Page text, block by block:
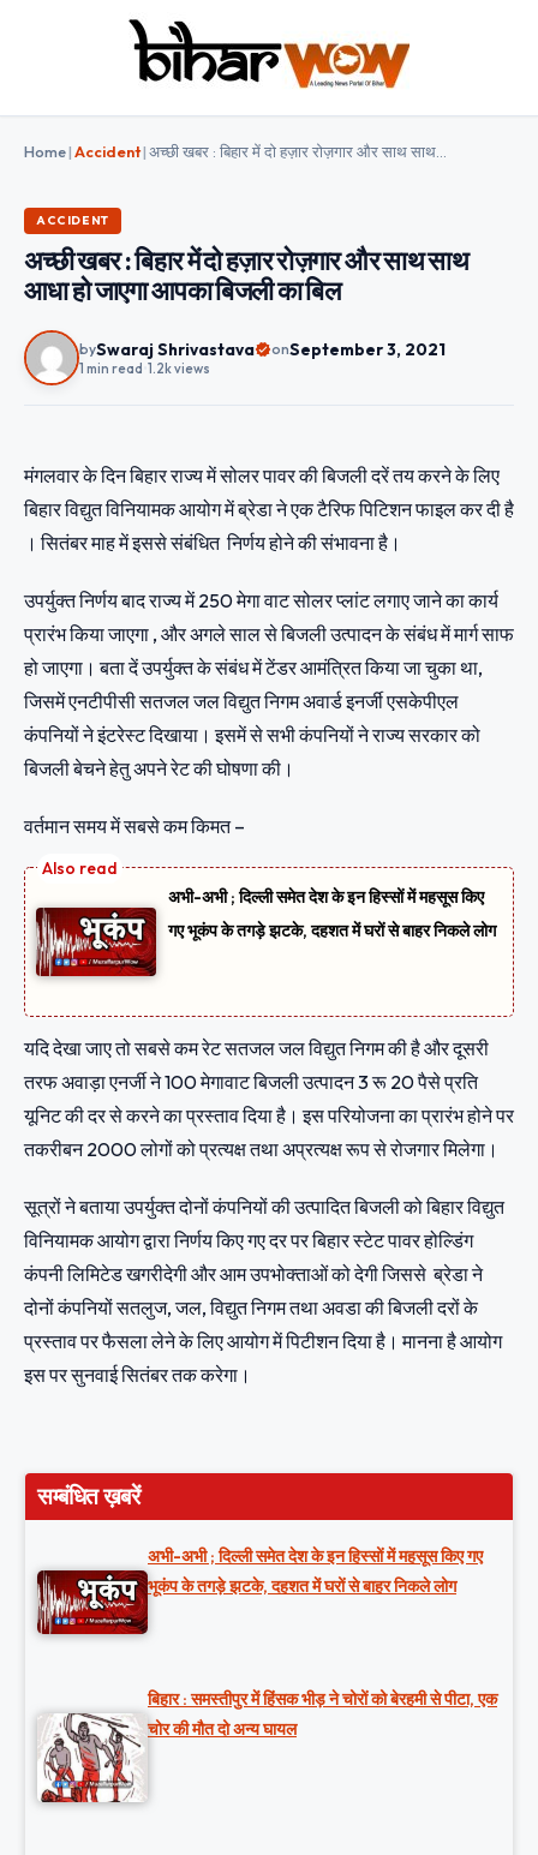
Home|Accident|
ACCIDENT
अच्छी खबर : बिहार में दो हज़ार रोज़गार और साथ साथ
आधा हो जाएगा आपका बिजली का बिल
bySwaraj Shrivastava onSeptember 3, 2021
1 min read 1.2k views
मंगलवार के दिन बिहार राज्य में सोलर पावर की बिजली दरें तय करने के लिए
बिहार विद्युत विनियामक आयोग में ब्रेडा ने एक टैरिफ पिटिशन फाइल कर दी है
। सितंबर माह में इससे संबंधित निर्णय होने की संभावना है।
उपर्युक्त निर्णय बाद राज्य में 250 मेगा वाट सोलर प्लांट लगाए जाने का कार्य
प्रारंभ किया जाएगा , और अगले साल से बिजली उत्पादन के संबंध में मार्ग साफ
हो जाएगा। बता दें उपर्युक्त के संबंध में टेंडर आमंत्रित किया जा चुका था,
जिसमें एनटीपीसी सतजल जल विद्युत निगम अवार्ड इनर्जी एसकेपीएल
कंपनियों ने इंटरेस्ट दिखाया। इसमें से सभी कंपनियों ने राज्य सरकार को
बिजली बेचने हेतु अपने रेट की घोषणा की।
वर्तमान समय में सबसे कम किमत –
अभी-अभी ; दिल्ली समेत देश के इन हिस्सों में महसूस किए
गए भूकंप के तगड़े झटके, दहशत में घरों से बाहर निकले लोग
यदि देखा जाए तो सबसे कम रेट सतजल जल विद्युत निगम की है और दूसरी
तरफ अवाड़ा एनर्जी ने 100 मेगावाट बिजली उत्पादन 3 रू 20 पैसे प्रति
यूनिट की दर से करने का प्रस्ताव दिया है। इस परियोजना का प्रारंभ होने पर
तकरीबन 2000 लोगों को प्रत्यक्ष तथा अप्रत्यक्ष रूप से रोजगार मिलेगा।
सूत्रों ने बताया उपर्युक्त दोनों कंपनियों की उत्पादित बिजली को बिहार विद्युत
विनियामक आयोग द्वारा निर्णय किए गए दर पर बिहार स्टेट पावर होल्डिंग
कंपनी लिमिटेड खगरीदेगी और आम उपभोक्ताओं को देगी जिससे ब्रेडा ने
दोनों कंपनियों सतलुज, जल, विद्युत निगम तथा अवडा की बिजली दरों के
प्रस्ताव पर फैसला लेने के लिए आयोग में पिटीशन दिया है। मानना है आयोग
इस पर सुनवाई सितंबर तक करेगा।
सम्बंधित ख़बरें
अभी-अभी ; दिल्ली समेत देश के इन हिस्सों में महसूस किए गए
भूकंप के तगड़े झटके, दहशत में घरों से बाहर निकले लोग
बिहार : समस्तीपुर में हिंसक भीड़ ने चोरों को बेरहमी से पीटा, एक
चोर की मौत दो अन्य घायल